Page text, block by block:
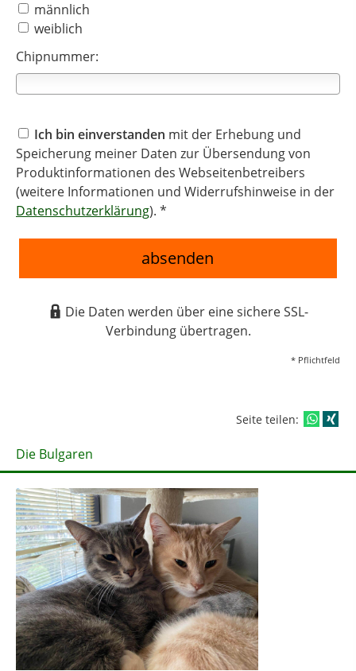
männlich
weiblich
Chipnummer:
Ich bin einverstanden mit der Erhebung und
Speicherung meiner Daten zur Übersendung von
Produktinformationen des Webseitenbetreibers
(weitere Informationen und Widerrufshinweise in der
Datenschutzerklärung). *
absenden
Die Daten werden über eine sichere SSL-
Verbindung übertragen.
* Pflichtfeld
Seite teilen:
Die Bulgaren